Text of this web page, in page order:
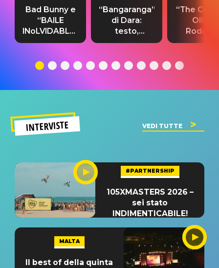
Bad Bunny e
“BAILE
INoLVIDABLE”:
testo,
significato
“Bangaranga”
di Dara:
testo,
traduzione e
del singolo
“The
Olivia
testo,
INTERVISTE VEDI TUTTE
#PARTNERSHIP
105XMASTERS 2026 –
sei stato
INDIMENTICABILE!
MALTA
Il best of della quinta